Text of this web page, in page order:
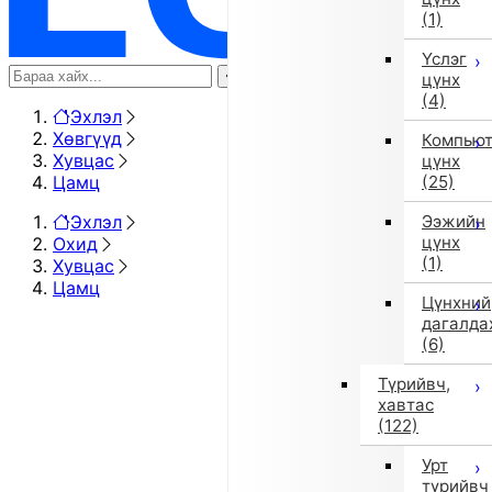
(1)
Үслэг
цүнх
(4)
цүнх
(25)
Ээжийн
цүнх
(1)
Цүнхний
(6)
Түрийвч,
хавтас
(122)
Урт
түрийвч
Эхлэл
Хөвгүүд
Хувцас
Цамц
Эхлэл
Охид
Хувцас
Цамц